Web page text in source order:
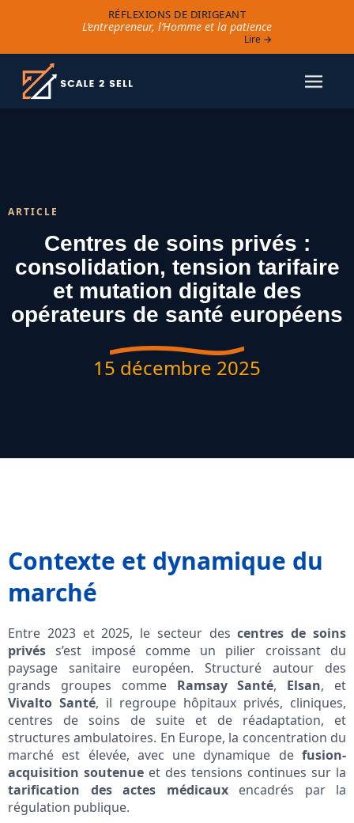
RÉFLEXIONS DE DIRIGEANT
L’entrepreneur, l’Homme et la patience
Lire →
ARTICLE
Centres de soins privés :
consolidation, tension tarifaire
et mutation digitale des
opérateurs de santé européens
15 décembre 2025
Contexte et dynamique du
marché
Entre 2023 et 2025, le secteur descentres de soins
privés s’est imposé comme un pilier croissant du
paysage sanitaire européen. Structuré autour des
grands groupes comme Ramsay Santé, Elsan, et
Vivalto Santé, il regroupe hôpitaux privés, cliniques,
centres de soins de suite et de réadaptation, et
structures ambulatoires. En Europe, la concentration du
marché est élevée, avec une dynamique de fusion-
acquisition soutenue et des tensions continues sur la
tarification des actes médicauxencadrés par la
régulation publique.